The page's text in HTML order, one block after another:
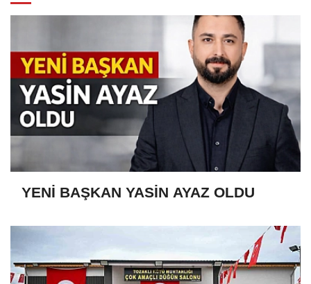
YENİ BAŞKAN YASİN AYAZ OLDU